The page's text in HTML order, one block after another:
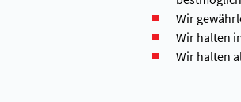
Wir
Wir halten
Wir halten